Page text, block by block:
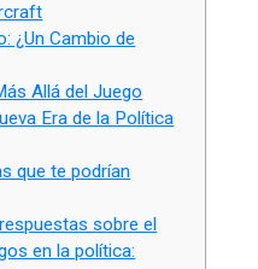
¿Un Cambio de
Allá del Juego
Era de la Política
que te podrían
sobre el
en la política: